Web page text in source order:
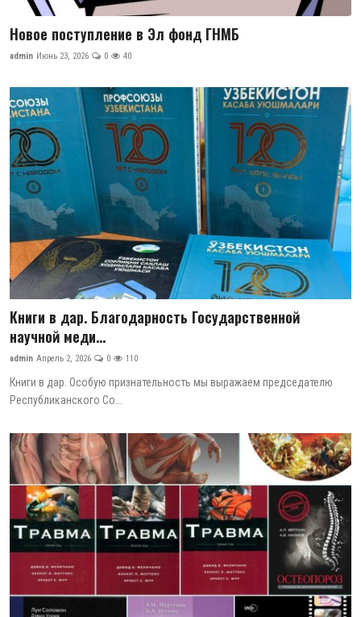
Новое поступление в Эл фонд ГНМБ
admin Июнь 23, 2026 0 40
Книги в дар. Благодарность Государственной
научной меди...
admin Апрель 2, 2026 0 110
Книги в дар. Особую признательность мы выражаем председателю
Республиканского Со...